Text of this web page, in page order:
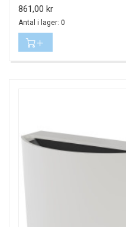
Pris
861,00 kr
Antal i lager: 0